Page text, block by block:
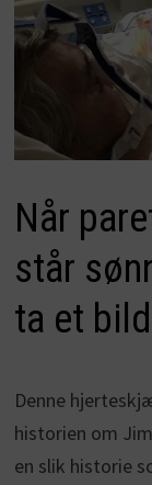
Når
står
ta et
Denne
historien om
en slik historie